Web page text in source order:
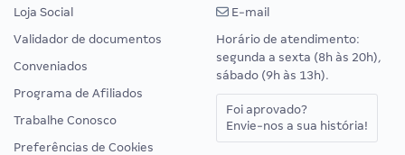
Loja Social
Validador de documentos
Conveniados
Programa de Afiliados
Trabalhe Conosco
Preferências de Cookies
E-mail
Horário de atendimento:
segunda a sexta (8h às 20h),
sábado (9h às 13h).
Foi aprovado?
Envie-nos a sua história!